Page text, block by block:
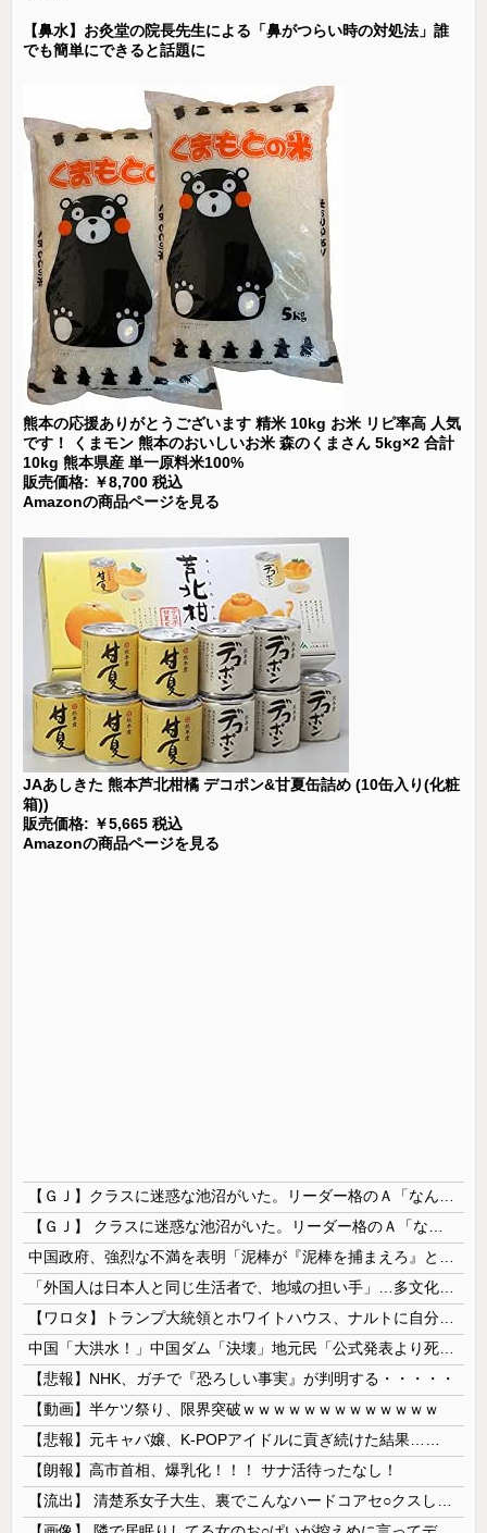
【鼻水】お灸堂の院長先生による「鼻がつらい時の対処法」誰
でも簡単にできると話題に
熊本の応援ありがとうございます 精米 10kg お米 リピ率高 人気
です！ くまモン 熊本のおいしいお米 森のくまさん 5kg×2 合計
10kg 熊本県産 単一原料米100%
販売価格: ￥8,700 税込
Amazonの商品ページを見る
JAあしきた 熊本芦北柑橘 デコポン&甘夏缶詰め (10缶入り(化粧
箱))
販売価格: ￥5,665 税込
Amazonの商品ページを見る
【悲報】NHK、ガチで『恐ろしい事実』が判明する・・・・・
【動画】半ケツ祭り、限界突破ｗｗｗｗｗｗｗｗｗｗｗｗｗ
【悲報】元キャバ嬢、K-POPアイドルに貢ぎ続けた結果……
【朗報】高市首相、爆乳化！！！ サナ活待ったなし！